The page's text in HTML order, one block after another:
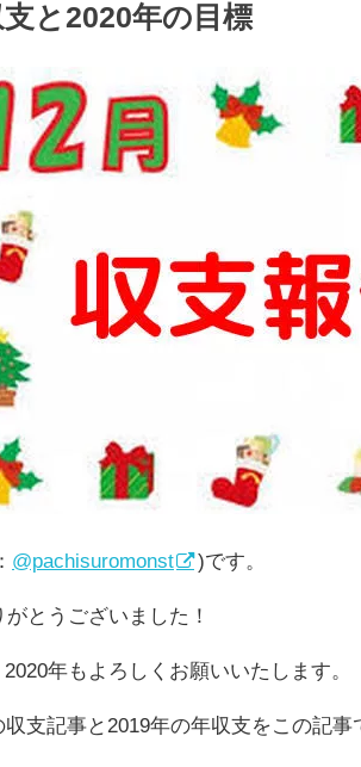
と2020年の目標
@pachisuromonst )です。
とうございました！
年もよろしくお願いいたします。
支記事と2019年の年収支をこの記事